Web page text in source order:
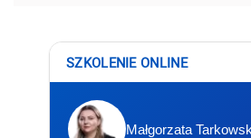
SZKOLENIE ONLINE
Małgorzata